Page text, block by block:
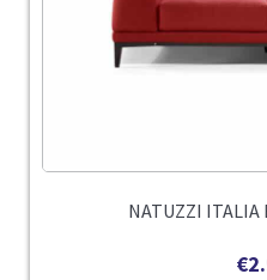
NATUZZI ITALIA
€